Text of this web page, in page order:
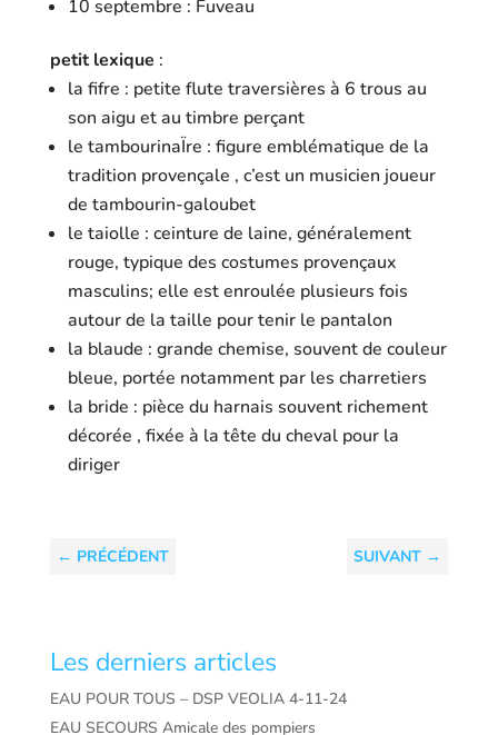
10 septembre : Fuveau
petit lexique :
la fifre : petite flute traversières à 6 trous au
son aigu et au timbre perçant
le tambourinaÏre : figure emblématique de la
tradition provençale , c’est un musicien joueur
de tambourin-galoubet
le taiolle : ceinture de laine, généralement
rouge, typique des costumes provençaux
masculins; elle est enroulée plusieurs fois
autour de la taille pour tenir le pantalon
la blaude : grande chemise, souvent de couleur
bleue, portée notamment par les charretiers
la bride : pièce du harnais souvent richement
décorée , fixée à la tête du cheval pour la
diriger
← PRÉCÉDENT SUIVANT →
Les derniers articles
EAU POUR TOUS – DSP VEOLIA 4-11-24
EAU SECOURS Amicale des pompiers